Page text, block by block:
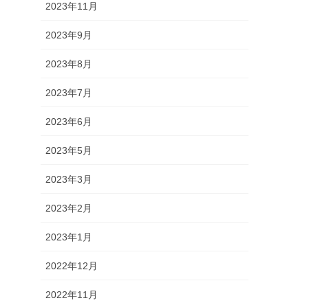
2023年11月
2023年9月
2023年8月
2023年7月
2023年6月
2023年5月
2023年3月
2023年2月
2023年1月
2022年12月
2022年11月